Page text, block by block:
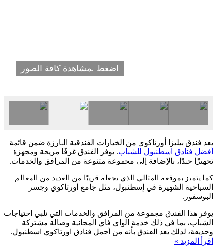
اضغط لمشاهدة كافة الصور
يعد فندق بيليزا أورتاكوي من الخيارات الفندقية البارزة ضمن قائمة
أفضل فنادق اسطنبول للشباب. يوفر الفندق غرفًا مريحة ومجهزة
تجهيزًا جيدًا، بالإضافة إلى مجموعة متنوعة من المرافق والخدمات.
كما يتميز بموقعه المثالي الذي يجعله قريبًا من العديد من المعالم
السياحية الشهيرة في إسطنبول، مثل جامع أورتاكوي وجسر
البوسفور.
يوفر هذا الفندق مجموعة من المرافق والخدمات التي تلبي احتياجات
الشباب، بما في ذلك خدمة الواي فاي المجانية وصالة مشتركة
وحديقة، لذلك يعد الفندق بأنه من أجمل فنادق اورتاكوي اسطنبول.
اقرأ المزيد »